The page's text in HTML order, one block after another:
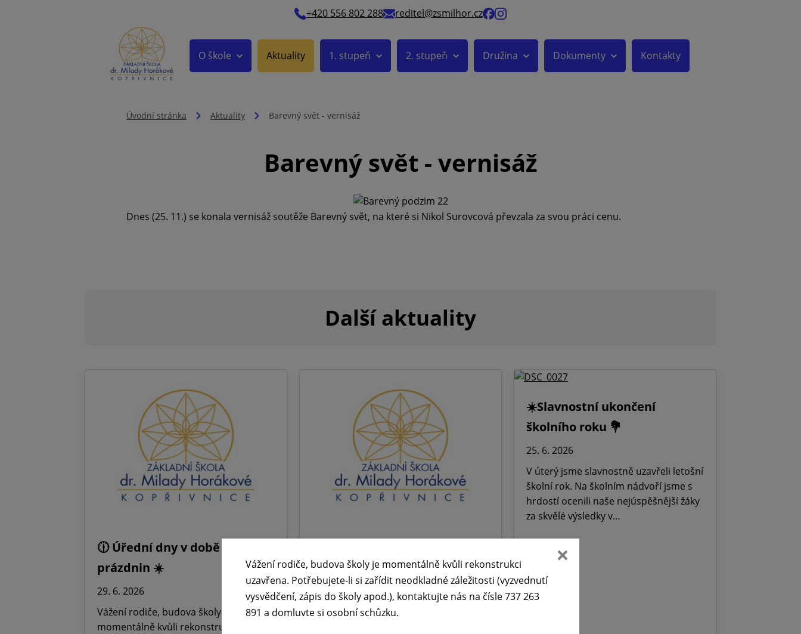
+420 556 802 288 reditel@zsmilhor.cz
O škole Aktuality 1. stupeň 2. stupeň Družina Dokumenty Kontakty
Úvodní stránka Aktuality Barevný svět - vernisáž
Barevný svět - vernisáž
Dnes (25. 11.) se konala vernisáž soutěže Barevný svět, na které si Nikol Surovcová převzala za svou práci cenu.
Další aktuality
🕧 Úřední dny v době letních
prázdnin ☀️
29. 6. 2026
Vážení rodiče, budova školy je
momentálně kvůli rekonstrukci
ředitelského volna na ZŠ dr.
Milady Horákové Kopřivnice,
Obránců míru 369 okres Nový
☀️Slavnostní ukončení
školního roku 💐
25. 6. 2026
V úterý jsme slavnostně uzavřeli letošní
školní rok. Na školním nádvoří jsme s
hrdostí ocenili naše nejúspěšnější žáky
za skvělé výsledky v…
Vážení rodiče, budova školy je momentálně kvůli rekonstrukci
uzavřena. Potřebujete-li si zařídit neodkladné záležitosti (vyzvednutí
vysvědčení, zápis do školy apod.), kontaktujte nás na čísle 737 263
891 a domluvte si osobní schůzku.